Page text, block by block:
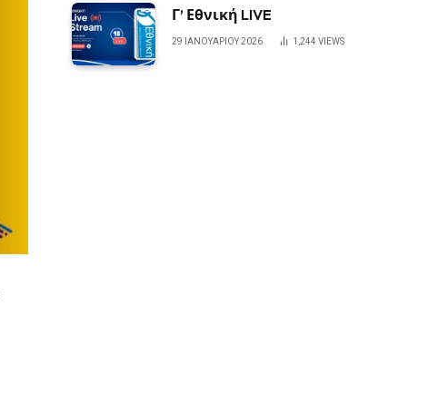
Γ’ Εθνική LIVE
29 ΙΑΝΟΥΑΡΊΟΥ 2026 1,244 VIEWS